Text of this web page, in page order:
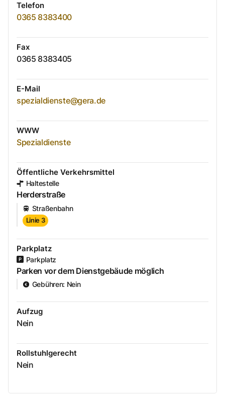
Telefon
0365 8383400
Fax
0365 8383405
E-Mail
spezialdienste@gera.de
WWW
Spezialdienste
Öffentliche Verkehrsmittel
Haltestelle
Herderstraße
Straßenbahn
Linie 3
Parkplatz
Parkplatz
Parken vor dem Dienstgebäude möglich
Gebühren: Nein
Aufzug
Nein
Rollstuhlgerecht
Nein